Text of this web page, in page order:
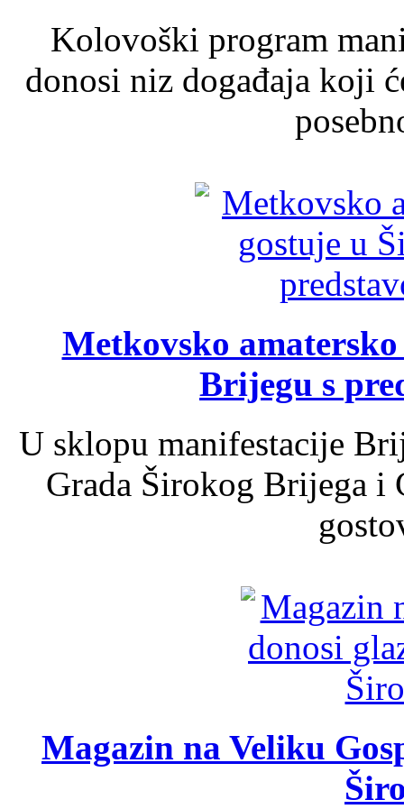
Kolovoški program
donosi niz događaja koji
Metkovsko
Brijegu s
U sklopu manifestacije
Grada Širokog Brijega
Magazin na Veliku